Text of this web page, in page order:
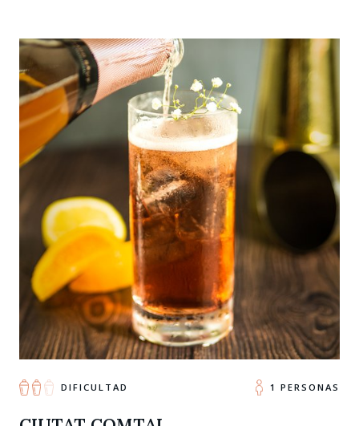
DIFICULTAD 1 PERSONAS